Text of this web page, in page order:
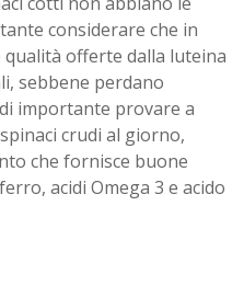
considerare che in
offerte dalla luteina
sebbene perdano
importante provare a
crudi al giorno,
che fornisce buone
acidi Omega 3 e acido